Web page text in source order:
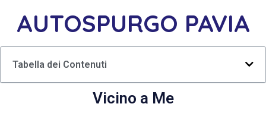
AUTOSPURGO PAVIA
Tabella dei Contenuti
Vicino a Me